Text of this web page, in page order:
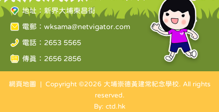
地址：新界大埔東昌街
電郵： wksama@netvigator.com
電話：2653 5565
傳真：2656 2856
網頁地圖 | Copyright ©2026 大埔崇德黃建常紀念學校. All rights
reserved.
By: ctd.hk